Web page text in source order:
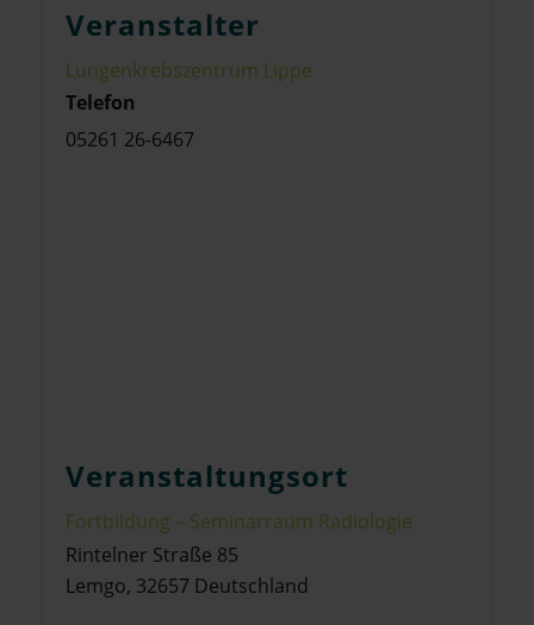
Veranstalter
Lungenkrebszentrum Lippe
Telefon
05261 26-6467
Veranstaltungsort
Fortbildung – Seminarraum Radiologie
Rintelner Straße 85
Lemgo, 32657 Deutschland